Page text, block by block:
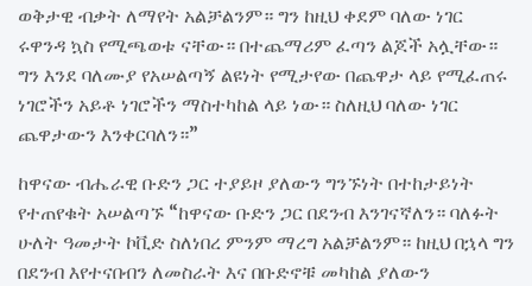
ወቅታዊ ብቃት ለማየት አልቻልንም። ግን ከዚህ ቀደም ባለው ነገር
ሩዋንዳ ኳስ የሚጫወቱ ናቸው። በተጨማሪም ፈጣን ልጆች አሏቸው።
ግን እንደ ባለሙያ የአሠልጣኝ ልዩነት የሚታየው በጨዋታ ላይ የሚፈጠሩ
ነገሮችን አይቶ ነገሮችን ማስተካከል ላይ ነው። ስለዚህ ባለው ነገር
ጨዋታውን እንቀርባለን።”
ከዋናው ብሔራዊ ቡድን ጋር ተያይዞ ያለውን ግንኙነት በተከታይነት
የተጠየቁት አሠልጣኙ “ከዋናው ቡድን ጋር በደንብ እንገናኛለን። ባለፉት
ሁለት ዓመታት ኮቪድ ስለነበረ ምንም ማረግ አልቻልንም። ከዚህ በኋላ ግን
በደንብ እየተናበብን ለመስራት እና በቡድኖቹ መካከል ያለውን